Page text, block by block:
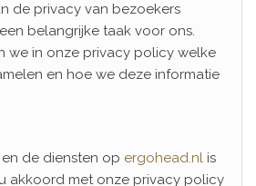
de privacy van bezoekers
belangrijke taak voor ons.
we in onze privacy policy welke
en hoe we deze informatie
de diensten op ergohead.nl is
akkoord met onze privacy policy